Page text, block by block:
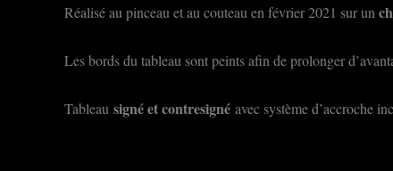
Réalisé au pinceau et au couteau en février 2021 sur un
Les bords du tableau sont peints afin de prolonger
Tableau signé et contresigné avec système d’accroche